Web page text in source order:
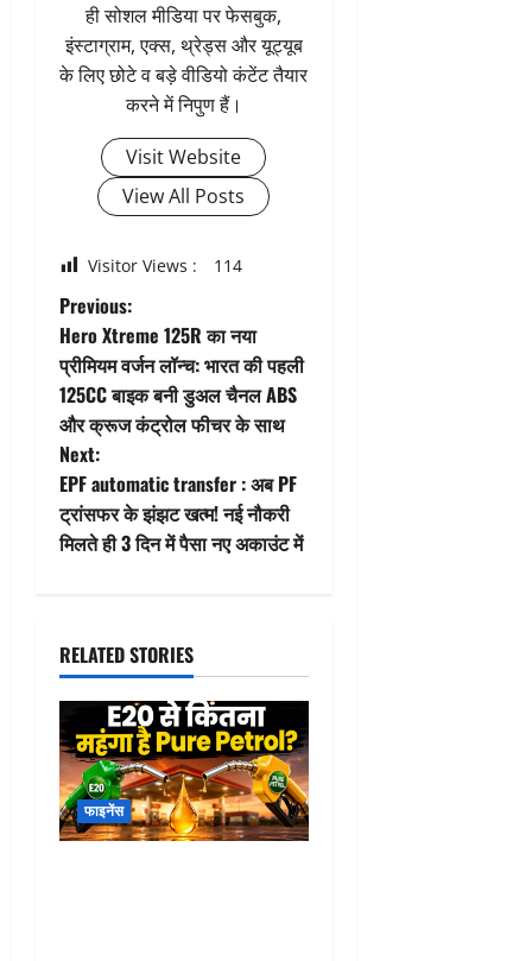
ही सोशल मीडिया पर फेसबुक,
इंस्टाग्राम, एक्स, थ्रेड्स और यूट्यूब
के लिए छोटे व बड़े वीडियो कंटेंट तैयार
करने में निपुण हैं।
Visit Website
View All Posts
Visitor Views : 114
P
o
s
t
n
a
i
g
a
t
Previous:
Hero Xtreme 125R का नया
प्रीमियम वर्जन लॉन्च: भारत की पहली
125CC बाइक बनी डुअल चैनल ABS
और क्रूज कंट्रोल फीचर के साथ
Next:
EPF automatic transfer : अब PF
ट्रांसफर के झंझट खत्म! नई नौकरी
मिलते ही 3 दिन में पैसा नए अकाउंट में
RELATED STORIES
फाइनेंस